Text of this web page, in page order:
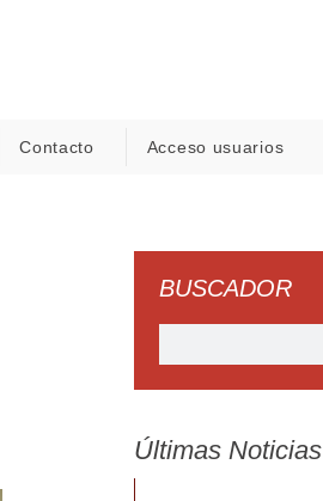
Contacto Acceso usuarios
BUSCADOR
Últimas Noticias